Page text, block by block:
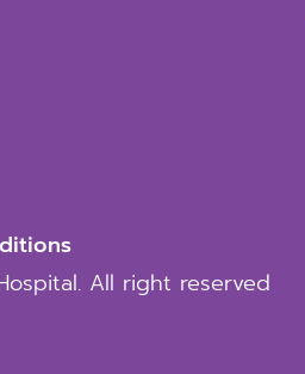
All right reserved